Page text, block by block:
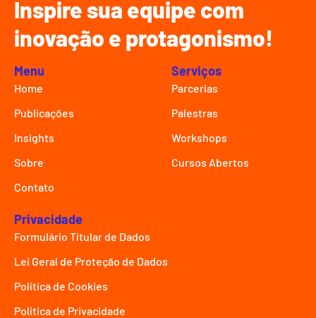
Inspire sua equipe com
inovação e protagonismo!
Menu
Home
Publicações
Insights
Sobre
Contato
Serviços
Parcerias
Palestras
Workshops
Cursos Abertos
Privacidade
Formulário Títular de Dados
Lei Geral de Proteção de Dados
Política de Cookies
Política de Privacidade